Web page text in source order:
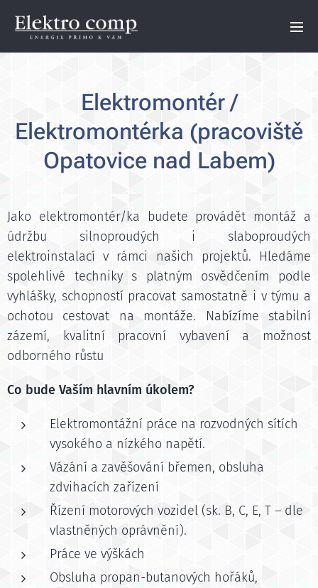
Elektromontér /
Elektromontérka (pracoviště
Opatovice nad Labem)
Jako elektromontér/ka budete provádět montáž a
údržbu silnoproudých i slaboproudých
elektroinstalací v rámci našich projektů. Hledáme
spolehlivé techniky s platným osvědčením podle
vyhlášky, schopností pracovat samostatně i v týmu a
ochotou cestovat na montáže. Nabízíme stabilní
zázemí, kvalitní pracovní vybavení a možnost
odborného růstu
Co bude Vaším hlavním úkolem?
Elektromontážní práce na rozvodných sítích
vysokého a nízkého napětí.
Vázání a zavěšování břemen, obsluha
zdvihacích zařízení
Řízení motorových vozidel (sk. B, C, E, T – dle
vlastněných oprávnění).
Práce ve výškách
Obsluha propan-butanových hořáků,